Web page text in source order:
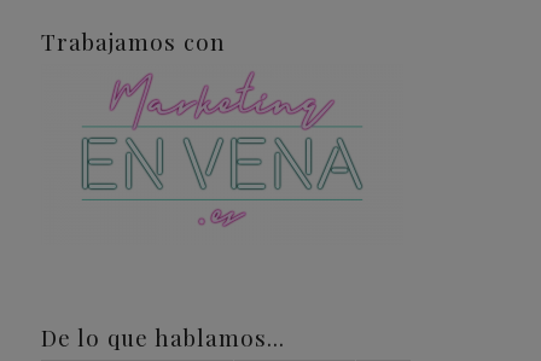
Trabajamos con
De lo que hablamos…